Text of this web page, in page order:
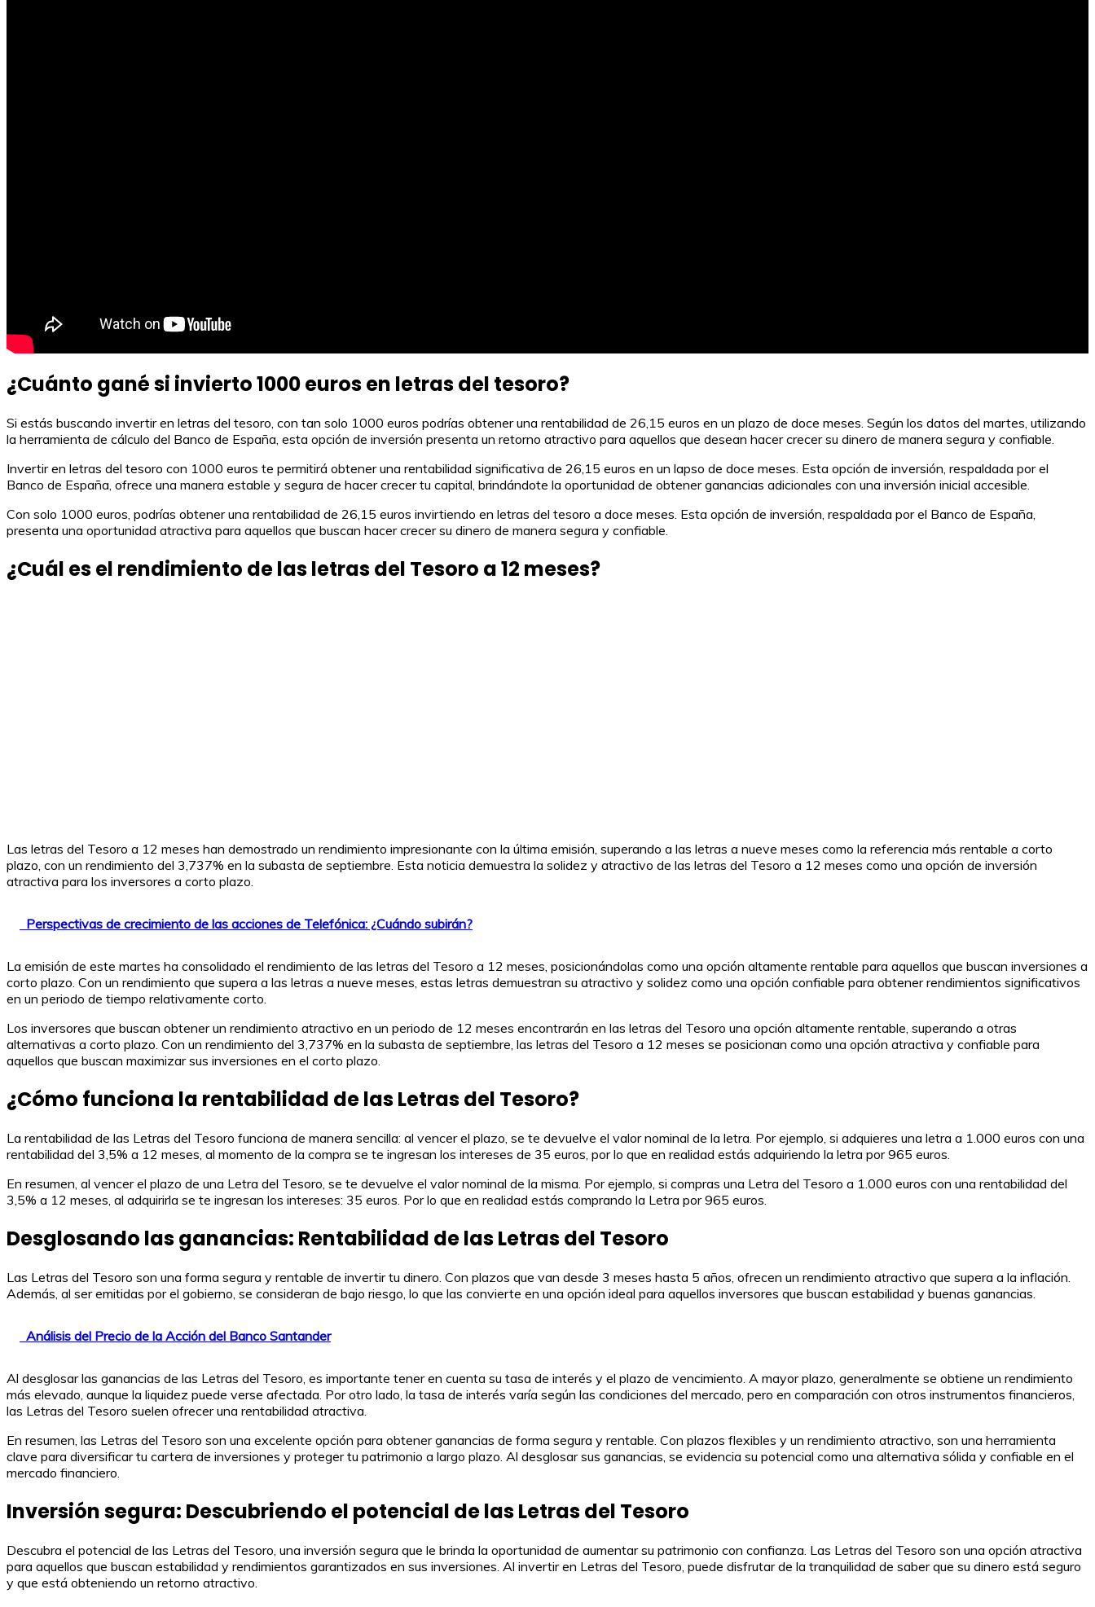
¿Cuánto gané si invierto 1000 euros en letras del tesoro?
Si estás buscando invertir en letras del tesoro, con tan solo 1000 euros podrías obtener una rentabilidad de 26,15 euros en un plazo de doce meses. Según los datos del martes, utilizando
la herramienta de cálculo del Banco de España, esta opción de inversión presenta un retorno atractivo para aquellos que desean hacer crecer su dinero de manera segura y confiable.
Invertir en letras del tesoro con 1000 euros te permitirá obtener una rentabilidad significativa de 26,15 euros en un lapso de doce meses. Esta opción de inversión, respaldada por el
Banco de España, ofrece una manera estable y segura de hacer crecer tu capital, brindándote la oportunidad de obtener ganancias adicionales con una inversión inicial accesible.
Con solo 1000 euros, podrías obtener una rentabilidad de 26,15 euros invirtiendo en letras del tesoro a doce meses. Esta opción de inversión, respaldada por el Banco de España,
presenta una oportunidad atractiva para aquellos que buscan hacer crecer su dinero de manera segura y confiable.
¿Cuál es el rendimiento de las letras del Tesoro a 12 meses?
Las letras del Tesoro a 12 meses han demostrado un rendimiento impresionante con la última emisión, superando a las letras a nueve meses como la referencia más rentable a corto
plazo, con un rendimiento del 3,737% en la subasta de septiembre. Esta noticia demuestra la solidez y atractivo de las letras del Tesoro a 12 meses como una opción de inversión
atractiva para los inversores a corto plazo.
Perspectivas de crecimiento de las acciones de Telefónica: ¿Cuándo subirán?
La emisión de este martes ha consolidado el rendimiento de las letras del Tesoro a 12 meses, posicionándolas como una opción altamente rentable para aquellos que buscan inversiones a
corto plazo. Con un rendimiento que supera a las letras a nueve meses, estas letras demuestran su atractivo y solidez como una opción confiable para obtener rendimientos significativos
en un periodo de tiempo relativamente corto.
Los inversores que buscan obtener un rendimiento atractivo en un periodo de 12 meses encontrarán en las letras del Tesoro una opción altamente rentable, superando a otras
alternativas a corto plazo. Con un rendimiento del 3,737% en la subasta de septiembre, las letras del Tesoro a 12 meses se posicionan como una opción atractiva y confiable para
aquellos que buscan maximizar sus inversiones en el corto plazo.
¿Cómo funciona la rentabilidad de las Letras del Tesoro?
La rentabilidad de las Letras del Tesoro funciona de manera sencilla: al vencer el plazo, se te devuelve el valor nominal de la letra. Por ejemplo, si adquieres una letra a 1.000 euros con una
rentabilidad del 3,5% a 12 meses, al momento de la compra se te ingresan los intereses de 35 euros, por lo que en realidad estás adquiriendo la letra por 965 euros.
En resumen, al vencer el plazo de una Letra del Tesoro, se te devuelve el valor nominal de la misma. Por ejemplo, si compras una Letra del Tesoro a 1.000 euros con una rentabilidad del
3,5% a 12 meses, al adquirirla se te ingresan los intereses: 35 euros. Por lo que en realidad estás comprando la Letra por 965 euros.
Desglosando las ganancias: Rentabilidad de las Letras del Tesoro
Las Letras del Tesoro son una forma segura y rentable de invertir tu dinero. Con plazos que van desde 3 meses hasta 5 años, ofrecen un rendimiento atractivo que supera a la inflación.
Además, al ser emitidas por el gobierno, se consideran de bajo riesgo, lo que las convierte en una opción ideal para aquellos inversores que buscan estabilidad y buenas ganancias.
Análisis del Precio de la Acción del Banco Santander
Al desglosar las ganancias de las Letras del Tesoro, es importante tener en cuenta su tasa de interés y el plazo de vencimiento. A mayor plazo, generalmente se obtiene un rendimiento
más elevado, aunque la liquidez puede verse afectada. Por otro lado, la tasa de interés varía según las condiciones del mercado, pero en comparación con otros instrumentos financieros,
las Letras del Tesoro suelen ofrecer una rentabilidad atractiva.
En resumen, las Letras del Tesoro son una excelente opción para obtener ganancias de forma segura y rentable. Con plazos flexibles y un rendimiento atractivo, son una herramienta
clave para diversificar tu cartera de inversiones y proteger tu patrimonio a largo plazo. Al desglosar sus ganancias, se evidencia su potencial como una alternativa sólida y confiable en el
mercado financiero.
Inversión segura: Descubriendo el potencial de las Letras del Tesoro
Descubra el potencial de las Letras del Tesoro, una inversión segura que le brinda la oportunidad de aumentar su patrimonio con confianza. Las Letras del Tesoro son una opción atractiva
para aquellos que buscan estabilidad y rendimientos garantizados en sus inversiones. Al invertir en Letras del Tesoro, puede disfrutar de la tranquilidad de saber que su dinero está seguro
y que está obteniendo un retorno atractivo.